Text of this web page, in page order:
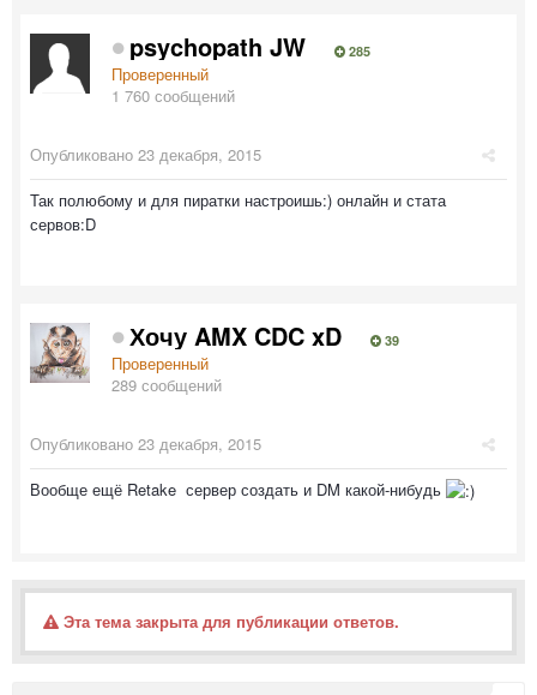
psychopath JW 285
Проверенный
1 760 сообщений
Опубликовано 23 декабря, 2015
Так полюбому и для пиратки настроишь:) онлайн и стата
сервов:D
Хочу AMX CDC xD 39
Проверенный
289 сообщений
Опубликовано 23 декабря, 2015
Вообще ещё Retake сервер создать и DM какой-нибудь
Эта тема закрыта для публикации ответов.